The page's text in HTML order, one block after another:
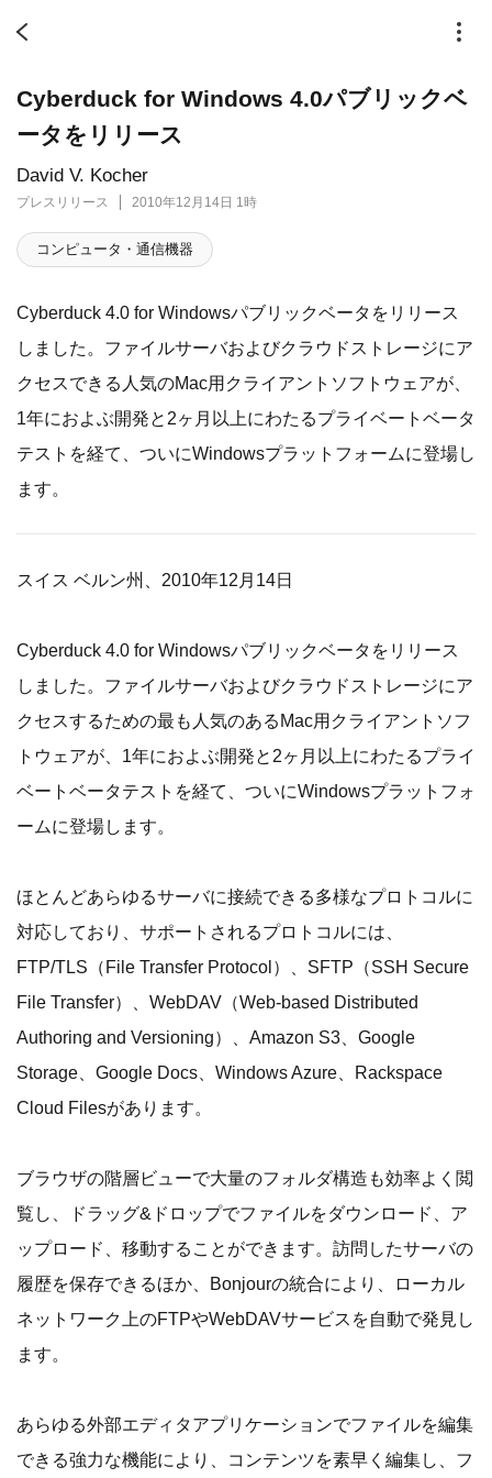
David V. Kocher
プレスリリース 2010年12月14日 1時
Cyberduck for Windows 4.0パブリックベ
ータをリリース
コンピュータ・通信機器
Cyberduck 4.0 for Windowsパブリックベータをリリース
しました。ファイルサーバおよびクラウドストレージにア
クセスできる人気のMac用クライアントソフトウェアが、
1年におよぶ開発と2ヶ月以上にわたるプライベートベータ
テストを経て、ついにWindowsプラットフォームに登場し
ます。
スイス ベルン州、2010年12月14日
Cyberduck 4.0 for Windowsパブリックベータをリリース
しました。ファイルサーバおよびクラウドストレージにア
クセスするための最も人気のあるMac用クライアントソフ
トウェアが、1年におよぶ開発と2ヶ月以上にわたるプライ
ベートベータテストを経て、ついにWindowsプラットフォ
ームに登場します。
ほとんどあらゆるサーバに接続できる多様なプロトコルに
対応しており、サポートされるプロトコルには、
FTP/TLS（File Transfer Protocol）、SFTP（SSH Secure
File Transfer）、WebDAV（Web-based Distributed
Authoring and Versioning）、Amazon S3、Google
Storage、Google Docs、Windows Azure、Rackspace
Cloud Filesがあります。
ブラウザの階層ビューで大量のフォルダ構造も効率よく閲
覧し、ドラッグ&ドロップでファイルをダウンロード、ア
ップロード、移動することができます。訪問したサーバの
履歴を保存できるほか、Bonjourの統合により、ローカル
ネットワーク上のFTPやWebDAVサービスを自動で発見し
ます。
あらゆる外部エディタアプリケーションでファイルを編集
できる強力な機能により、コンテンツを素早く編集し、フ